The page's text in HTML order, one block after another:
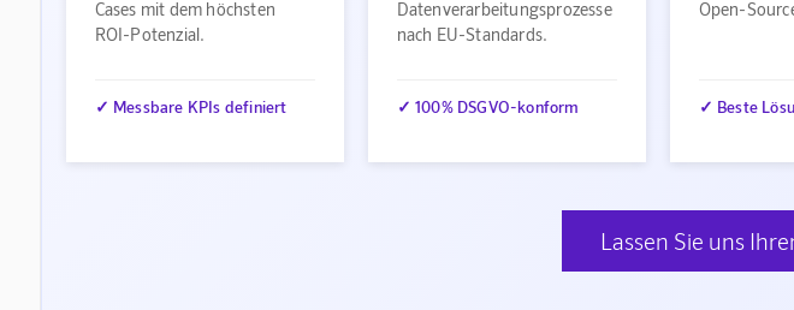
Cases mit dem höchsten
ROI-Potenzial.
✓ Messbare KPIs definiert
Datenverarbeitungsprozesse
nach EU-Standards.
✓ 100% DSGVO-konform
Open-
✓ Beste
Lassen Sie uns